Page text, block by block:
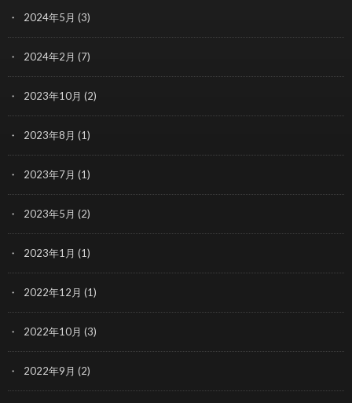
2024年5月 (3)
2024年2月 (7)
2023年10月 (2)
2023年8月 (1)
2023年7月 (1)
2023年5月 (2)
2023年1月 (1)
2022年12月 (1)
2022年10月 (3)
2022年9月 (2)